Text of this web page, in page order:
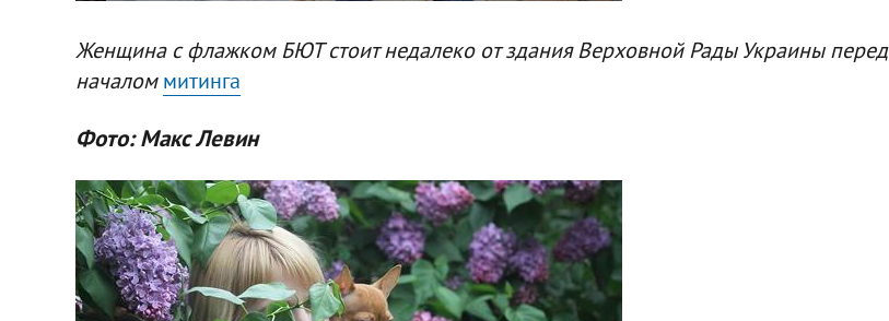
Женщина с флажком БЮТ стоит недалеко от здания Верховной Рады Украины перед
началом митинга
Фото: Макс Левин